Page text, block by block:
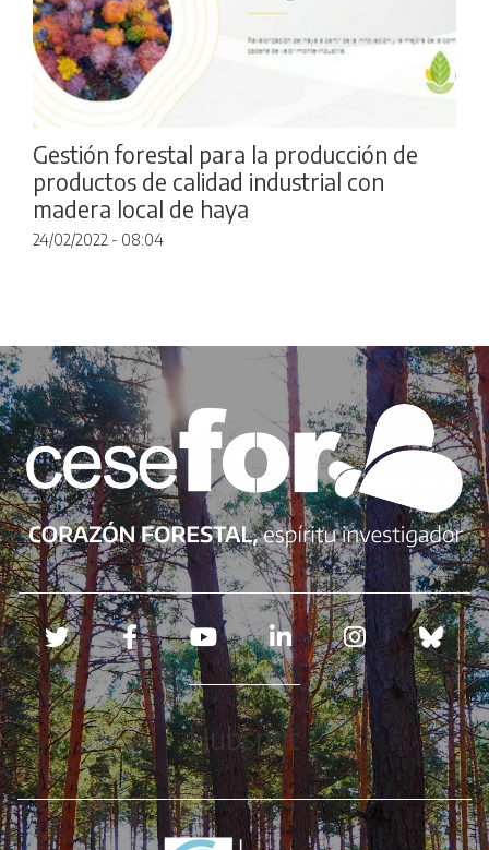
Gestión forestal para la producción de
productos de calidad industrial con
madera local de haya
24/02/2022 - 08:04
Redes sociales
Hubspot